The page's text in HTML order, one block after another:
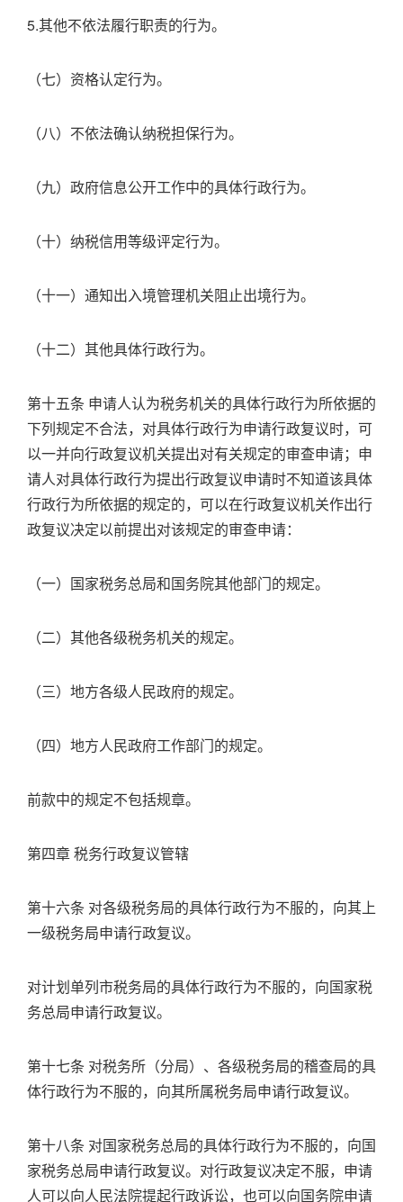
5.其他不依法履行职责的行为。
（七）资格认定行为。
（八）不依法确认纳税担保行为。
（九）政府信息公开工作中的具体行政行为。
（十）纳税信用等级评定行为。
（十一）通知出入境管理机关阻止出境行为。
（十二）其他具体行政行为。
第十五条 申请人认为税务机关的具体行政行为所依据的
下列规定不合法，对具体行政行为申请行政复议时，可
以一并向行政复议机关提出对有关规定的审查申请；申
请人对具体行政行为提出行政复议申请时不知道该具体
行政行为所依据的规定的，可以在行政复议机关作出行
政复议决定以前提出对该规定的审查申请：
（一）国家税务总局和国务院其他部门的规定。
（二）其他各级税务机关的规定。
（三）地方各级人民政府的规定。
（四）地方人民政府工作部门的规定。
前款中的规定不包括规章。
第四章 税务行政复议管辖
第十六条 对各级税务局的具体行政行为不服的，向其上
一级税务局申请行政复议。
对计划单列市税务局的具体行政行为不服的，向国家税
务总局申请行政复议。
第十七条 对税务所（分局）、各级税务局的稽查局的具
体行政行为不服的，向其所属税务局申请行政复议。
第十八条 对国家税务总局的具体行政行为不服的，向国
家税务总局申请行政复议。对行政复议决定不服，申请
人可以向人民法院提起行政诉讼，也可以向国务院申请